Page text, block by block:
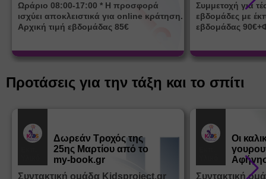
Ωράριο 08:00-17:00 * Η προσφορά
ισχύει αποκλειστικά για online κράτηση.
Αρχική τιμή εβδομάδας 85€
Συμμετοχή για
εβδομάδες με
εβδομάδας
Προτάσεις για την τάξη και το σπίτι
Δωρεάν Tροχός της
25ης Μαρτίου από το
my-book.gr
Συντακτική ομάδα Kidsproject.gr
Οι
από τα
Συντακτική